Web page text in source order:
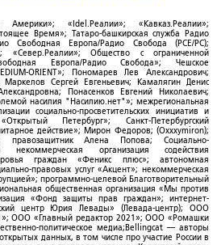
Америки»; «Idel.Реалии»; «Кавказ.Реалии»;
Время»; Татаро-башкирская служба Радио
Свободная Европа/Радио Свобода (PCE/PC);
«Север.Реалии»; Общество с ограниченной
Европа/Радио Свобода»; Чешское
ORIENT»; Пономарев Лев Александрович;
Сергей Евгеньевич; Камалягин Денис
Понасенков Евгений Николаевич;
насилия "Насилию.нет"»; межрегиональная
социально-просветительских инициатив и
Петербург»; Санкт-Петербургский
действие»; Мирон Федоров; (Oxxxymiron);
правозащитник Алена Попова; Социально-
некоммерческая организация содействия
граждан «Феникс плюс»; автономная
правовых услуг «Акцент»; некоммерческая
программно-целевой Благотворительный
общественная организация «Мы против
«Фонд защиты прав граждан»; интернет-
центр Юрия Левады» (Левада-центр); ООО
ООО «Главный редактор 2021»; ООО «Ромашки
политическое медиа;Bellingcat — авторы
данных, в том числе про участие России в